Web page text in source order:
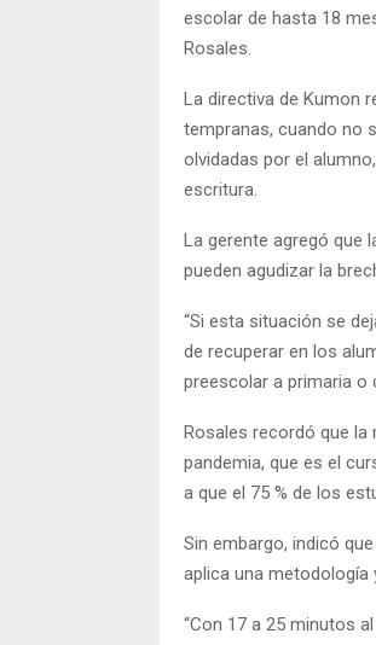
escolar de hasta 18
Rosales.
La directiva de Kumon
tempranas, cuando no
olvidadas por el
escritura.
La gerente agregó que
pueden agudizar la
“Si esta situación se
de recuperar en los
preescolar a primaria o
Rosales recordó que la
pandemia, que es el
a que el 75 % de los
Sin embargo, indicó
aplica una metodología
“Con 17 a 25 minutos